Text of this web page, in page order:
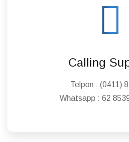
Calling
Telpon : (0411)
Whatsapp : 62